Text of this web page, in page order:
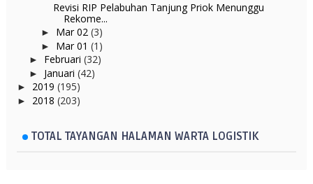
Revisi RIP Pelabuhan Tanjung Priok Menunggu
Rekome...
► Mar 02 (3)
► Mar 01 (1)
► Februari (32)
► Januari (42)
► 2019 (195)
► 2018 (203)
TOTAL TAYANGAN HALAMAN WARTA LOGISTIK